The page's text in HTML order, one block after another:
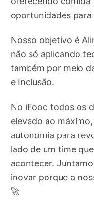
oportunidades
Nosso objetivo é
não só aplicando
também por meio
e Inclusão.
No iFood todos os
elevado ao
autonomia para
lado de um time
acontecer.
inovar porque a
🚀